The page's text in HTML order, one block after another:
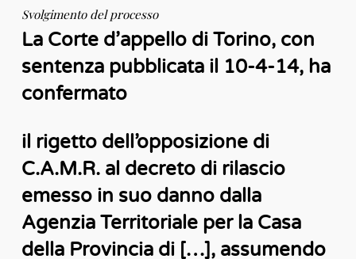
Svolgimento del processo
La Corte d’appello di Torino, con
sentenza pubblicata il 10-4-14, ha
confermato
il rigetto dell’opposizione di
C.A.M.R. al decreto di rilascio
emesso in suo danno dalla
Agenzia Territoriale per la Casa
della Provincia di […], assumendo